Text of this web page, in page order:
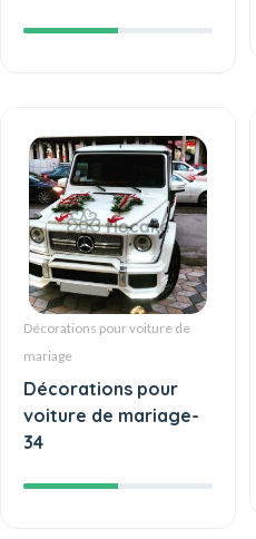
Décorations pour voiture de
mariage
Décorations pour
voiture de mariage-
34